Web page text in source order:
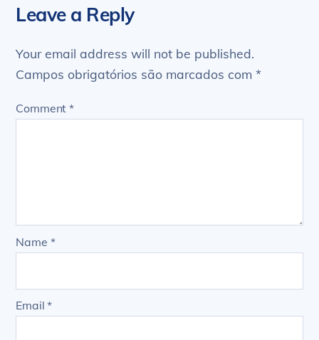
Leave a Reply
Your email address will not be published.
Campos obrigatórios são marcados com*
Comment*
Name *
Email*